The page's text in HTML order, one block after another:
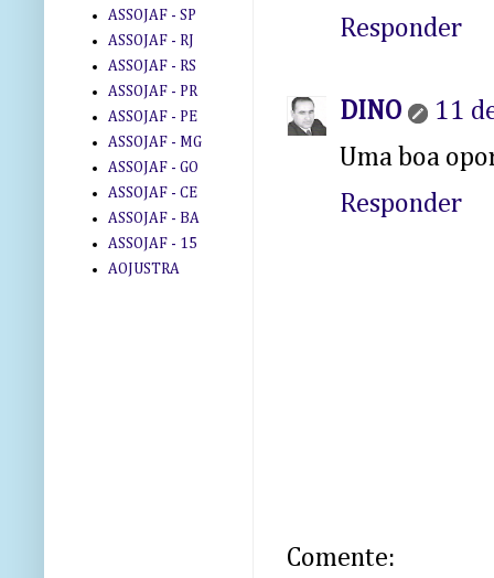
Responder
DINO
11
Uma boa
Responder
Comente:
ASSOJAF - SP
ASSOJAF - RJ
ASSOJAF - RS
ASSOJAF - PR
ASSOJAF - PE
ASSOJAF - MG
ASSOJAF - GO
ASSOJAF - CE
ASSOJAF - BA
ASSOJAF - 15
AOJUSTRA